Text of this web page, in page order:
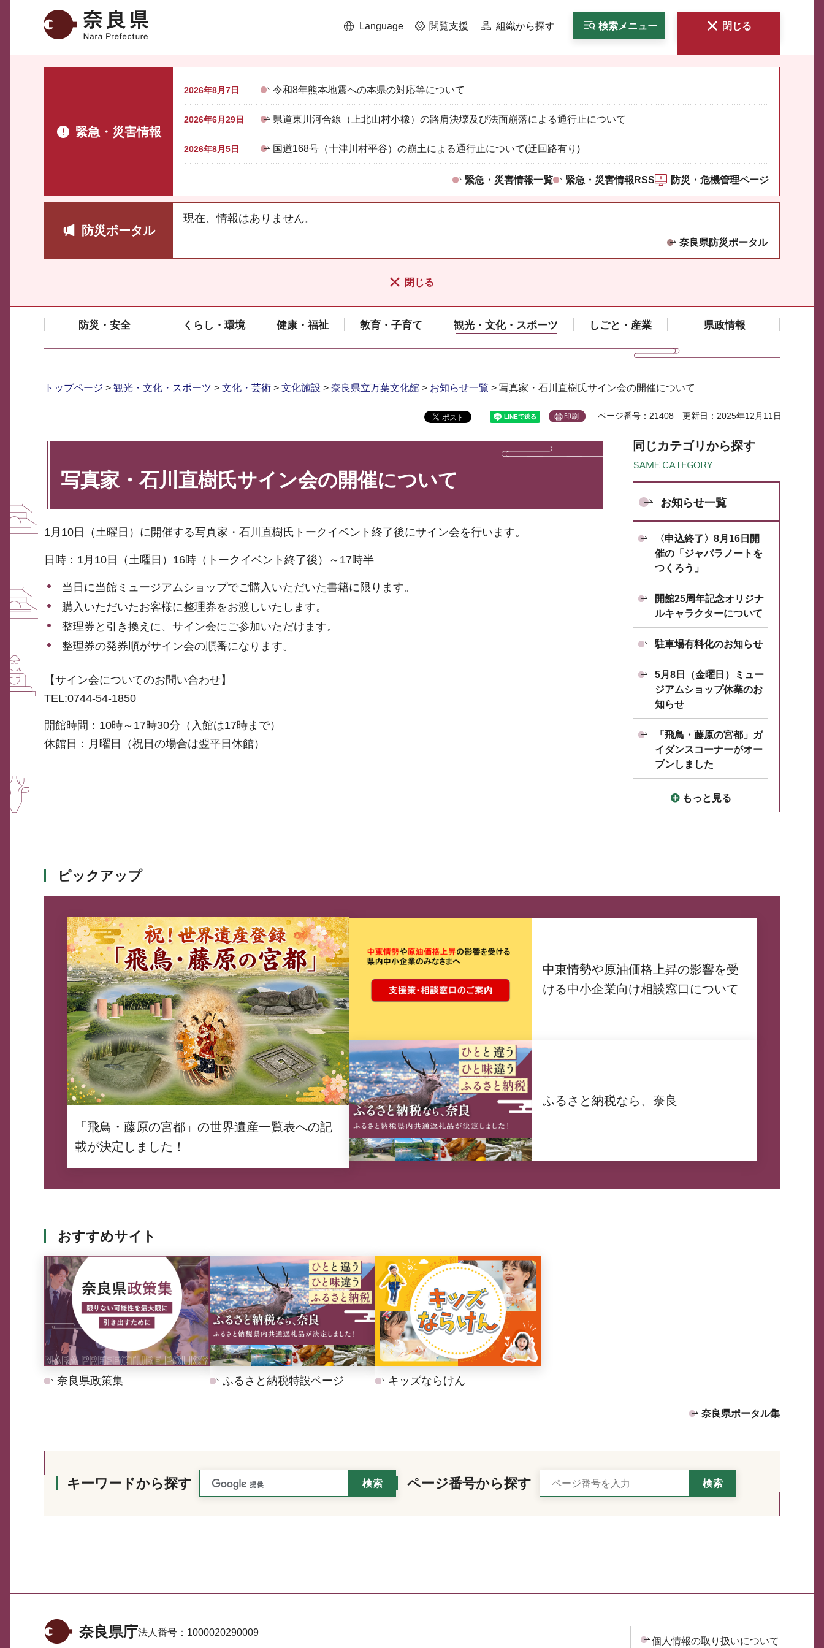
奈良県 Language 閲覧支援 組織から探す 検索メニュー 閉じる
緊急・災害情報
2026年8月7日 令和8年熊本地震への本県の対応等について
2026年6月29日 県道東川河合線（上北山村小橡）の路肩決壊及び法面崩落による通行止について
2026年8月5日 国道168号（十津川村平谷）の崩土による通行止について(迂回路有り)
緊急・災害情報一覧 緊急・災害情報RSS 防災・危機管理ページ
防災ポータル
現在、情報はありません。
奈良県防災ポータル
閉じる
防災・安全 くらし・環境 健康・福祉 教育・子育て 観光・文化・スポーツ しごと・産業 県政情報
トップページ > 観光・文化・スポーツ > 文化・芸術 > 文化施設 > 奈良県立万葉文化館 > お知らせ一覧 > 写真家・石川直樹氏サイン会の開催について
印刷 ページ番号：21408 更新日：2025年12月11日
写真家・石川直樹氏サイン会の開催について
1月10日（土曜日）に開催する写真家・石川直樹氏トークイベント終了後にサイン会を行います。
日時：1月10日（土曜日）16時（トークイベント終了後）～17時半
当日に当館ミュージアムショップでご購入いただいた書籍に限ります。
購入いただいたお客様に整理券をお渡しいたします。
整理券と引き換えに、サイン会にご参加いただけます。
整理券の発券順がサイン会の順番になります。
【サイン会についてのお問い合わせ】
TEL:0744-54-1850
開館時間：10時～17時30分（入館は17時まで）
休館日：月曜日（祝日の場合は翌平日休館）
同じカテゴリから探す
お知らせ一覧
〈申込終了〉8月16日開
催の「ジャバラノートを
つくろう」
開館25周年記念オリジナ
ルキャラクターについて
駐車場有料化のお知らせ
5月8日（金曜日）ミュー
ジアムショップ休業のお
知らせ
「飛鳥・藤原の宮都」ガ
イダンスコーナーがオー
プンしました
もっと見る
ピックアップ
「飛鳥・藤原の宮都」の世界遺産一覧表への記
載が決定しました！
中東情勢や原油価格上昇の影響を受
ける中小企業向け相談窓口について
ふるさと納税なら、奈良
おすすめサイト
奈良県政策集 ふるさと納税特設ページ キッズならけん
奈良県ポータル集
キーワードから探す ページ番号から探す
奈良県庁法人番号： 1000020290009
個人情報の取り扱いについて